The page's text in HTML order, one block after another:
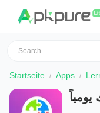
Startseite Apps